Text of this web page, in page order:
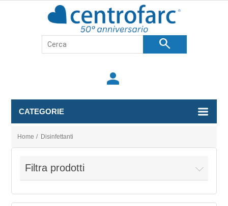
search
person
CATEGORIE
Home / Disinfettanti
Filtra prodotti